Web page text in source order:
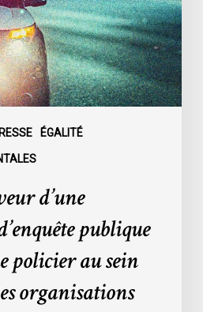
ÉGALITÉ
d’une
publique
policier au sein
organisations